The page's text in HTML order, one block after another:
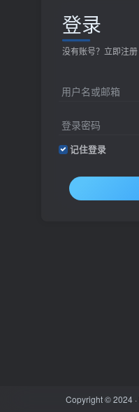
登录
没有账号？立即注册
用户名或邮箱
登录密码
记住登录
Copyright © 2024 ·